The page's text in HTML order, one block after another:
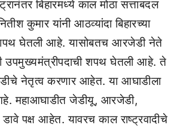
बिहारमध्ये काल मोठा सत्ताबदल
कुमार यांनी आठव्यांदा बिहारच्या
घेतली आहे. यासोबतच आरजेडी नेते
उपमुख्यमंत्रीपदाची शपथ घेतली आहे. ते
नेतृत्व करणार आहेत. या आघाडीला
आहे. महाआघाडीत जेडीयू, आरजेडी,
पक्ष आहेत. यावरच काल राष्ट्रवादीचे